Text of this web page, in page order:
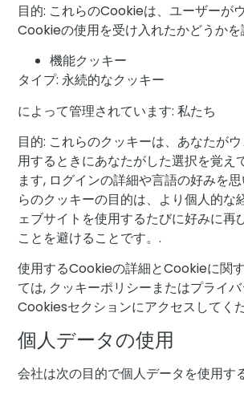
目的: これらのCookieは、ユーザーが
Cookieの使用を受け入れたかどうかを
機能クッキー
タイプ: 永続的なクッキー
によって管理されています: 私たち
目的: これらのクッキーは、あなたが
用するときにあなたがした選択を覚え
ます, ログインの詳細や言語の好みを
らのクッキーの目的は、より個人的な
ェブサイトを使用するたびに好みに再
ことを避けることです。.
使用するCookieの詳細とCookieに関
ては, クッキーポリシーまたはプライ
Cookiesセクションにアクセスしてく
個人データの使用
会社は次の目的で個人データを使用す